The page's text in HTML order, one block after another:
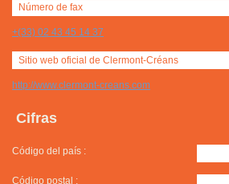
Número de fax
+(33) 02 43 45 14 37
Sitio web oficial de Clermont-Créans
http://www.clermont-creans.com
Cifras
Código del país :
Código postal :